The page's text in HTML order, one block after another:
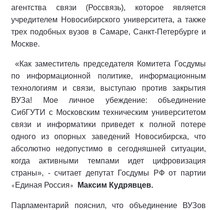
агентства связи (Россвязь), которое является
учредителем Новосибирского университета, а также
трех подобных вузов в Самаре, Санкт-Петербурге и
Москве.
«Как заместитель председателя Комитета Госдумы
по информационной политике, информационным
технологиям и связи, выступаю против закрытия
ВУЗа! Мое личное убеждение: объединение
СибГУТИ с Московским техническим университетом
связи и информатики приведет к полной потере
одного из опорных заведений Новосибирска, что
абсолютно недопустимо в сегодняшней ситуации,
когда активными темпами идет цифровизация
страны», - считает депутат Госдумы РФ от партии
« Единая Россия» Максим Кудрявцев.
Парламентарий пояснил, что объединение ВУЗов